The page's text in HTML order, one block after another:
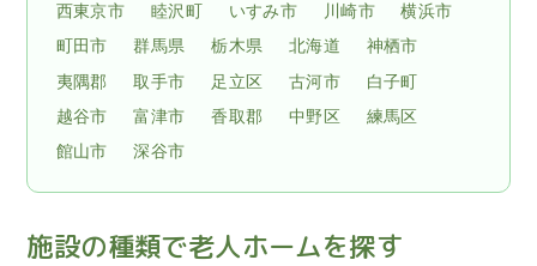
西東京市
睦沢町 いすみ市 川崎市
横浜市
町田市
群馬県 栃木県 北海道
神栖市
夷隅郡
取手市 足立区 古河市
白子町
越谷市
富津市 香取郡 中野区
練馬区
館山市
深谷市
施設の種類で老人ホームを探す